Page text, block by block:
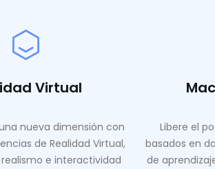
Virtual
nueva dimensión con
de Realidad Virtual,
e interactividad
Libere el
basados ​​en
de